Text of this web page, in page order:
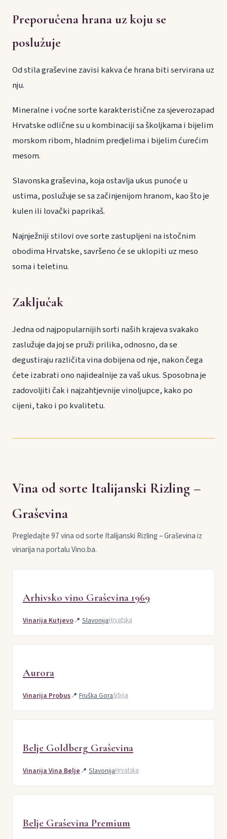
Preporučena hrana uz koju se
poslužuje
Od stila graševine zavisi kakva će hrana biti servirana uz
nju.
Mineralne i voćne sorte karakteristične za sjeverozapad
Hrvatske odlične su u kombinaciji sa školjkama i bijelim
morskom ribom, hladnim predjelima i bijelim ćurećim
mesom.
Slavonska graševina, koja ostavlja ukus punoće u
ustima, poslužuje se sa začinjenijom hranom, kao što je
kulen ili lovački paprikaš.
Najnježniji stilovi ove sorte zastupljeni na istočnim
obodima Hrvatske, savršeno će se uklopiti uz meso
soma i teletinu.
Zaključak
Jedna od najpopularnijih sorti naših krajeva svakako
zaslužuje da joj se pruži prilika, odnosno, da se
degustiraju različita vina dobijena od nje, nakon čega
ćete izabrati ono najidealnije za vaš ukus. Sposobna je
zadovoljiti čak i najzahtjevnije vinoljupce, kako po
cijeni, tako i po kvalitetu.
Vina od sorte Italijanski Rizling –
Graševina
Pregledajte 97 vina od sorte Italijanski Rizling – Graševina iz
vinarija na portalu Vino.ba.
Arhivsko vino Graševina 1969
Vinarija Kutjevo📍 SlavonijaHrvatska
Aurora
Vinarija Probus📍 Fruška GoraSrbija
Belje Goldberg Graševina
Vinarija Vina Belje📍 SlavonijaHrvatska
Belje Graševina Premium